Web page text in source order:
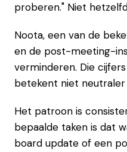
proberen." Niet
Noota, een van de
en de post-meeting-
verminderen. Die
betekent niet neutraler
Het patroon is
bepaalde taken is dat
board update of een